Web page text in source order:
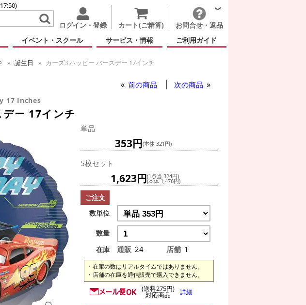
ログイン・登録 カート(ご精算)
お問合せ・返品
イベント・スクール サービス・情報 ご利用ガイド
誕生日
カーズ3 ハッピー バースデー 17インチ
前の商品 次の商品
17 Inches
ー 17インチ
単品
353円(本体 321円)
5枚セット
1,623円(1点当 324円)
(本体 1,476円)
ご注文
数単位
数量
在庫
通販 24 店舗 1
在庫の数はリアルタイムではありません。
店舗の在庫を通信販売で購入できません。
(送料275円)
対応商品 詳細